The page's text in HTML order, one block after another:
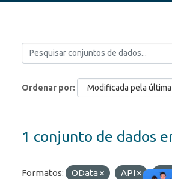
Ordenar por
1 conjunto de dados
Formatos: OData API